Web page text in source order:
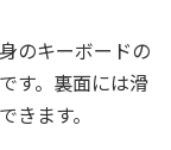
のキーボードの
す。裏面には滑
きます。